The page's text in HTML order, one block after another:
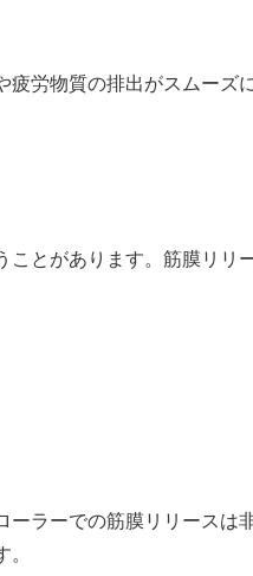
労物質の排出がスムーズ
とがあります。筋膜リリ
ラーでの筋膜リリースは